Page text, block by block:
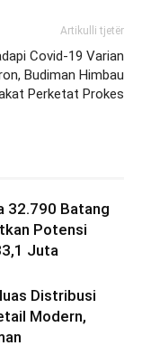
Artikulli tjetër
Covid-19 Varian
Budiman Himbau
Perketat Prokes
32.790 Batang
Potensi
Juta
Distribusi
Modern,